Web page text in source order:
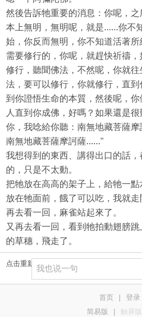
然後告訴牠重要的消息：你呢，
本上無明，無明呢，就是......你不
始，你反而無明，你不知道活著
需要修行的，你呢，就趕快祈禱
修行，聽聞佛法，不然呢，你就
法，要可以修行，你就修行，直
到你證悟生命的本質，然後呢，
人直到你成佛，好嗎？如果還是
你，我唸給你聽：南無地藏菩薩摩
南無地藏菩薩摩訶薩......"
我想得到的東西、講得出口的話
的，只是不太動。
把牠放在高高的架子上，給牠一
放在牠面前，餓了可以吃，我就走
再去看一回，麻雀站起來了。
又再去看一回，看到牠拍動翅膀
的草穗，飛走了。
点击重新加载
首页 登录
简易版
触屏版